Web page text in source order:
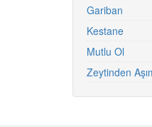
Gariban
Kestane
Mutlu Ol
Zeytinden